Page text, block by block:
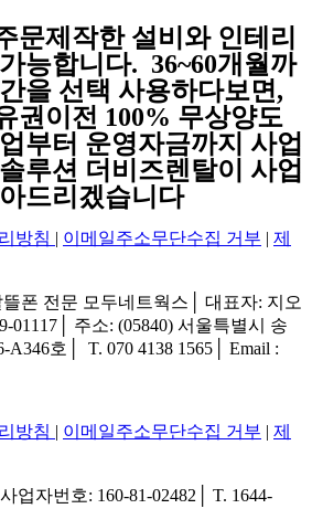
문제작한 설비와 인테리
능합니다. 36~60개월까
을 선택 사용하다보면,
권이전 100% 무상양도
부터 운영자금까지 사업
루션 더비즈렌탈이 사업
드리겠습니다
방침 | 이메일주소무단수집 거부 | 제
폰 전문 모두네트웍스│ 대표자: 지오
01117│ 주소: (05840) 서울특별시 송
A346호│ T. 070 4138 1565│ Email :
방침 | 이메일주소무단수집 거부 | 제
업자번호: 160-81-02482│ T. 1644-